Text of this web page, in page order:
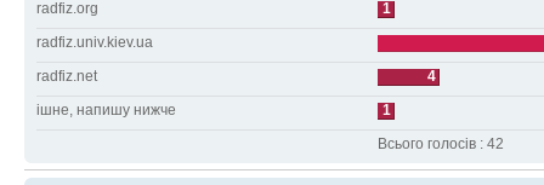
radfiz.org
1
radfiz.univ.kiev.ua
radfiz.net
4
ішне, напишу нижче
1
Всього голосів : 42